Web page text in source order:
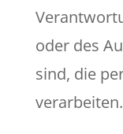
oder des
sind, die
verarbeiten.